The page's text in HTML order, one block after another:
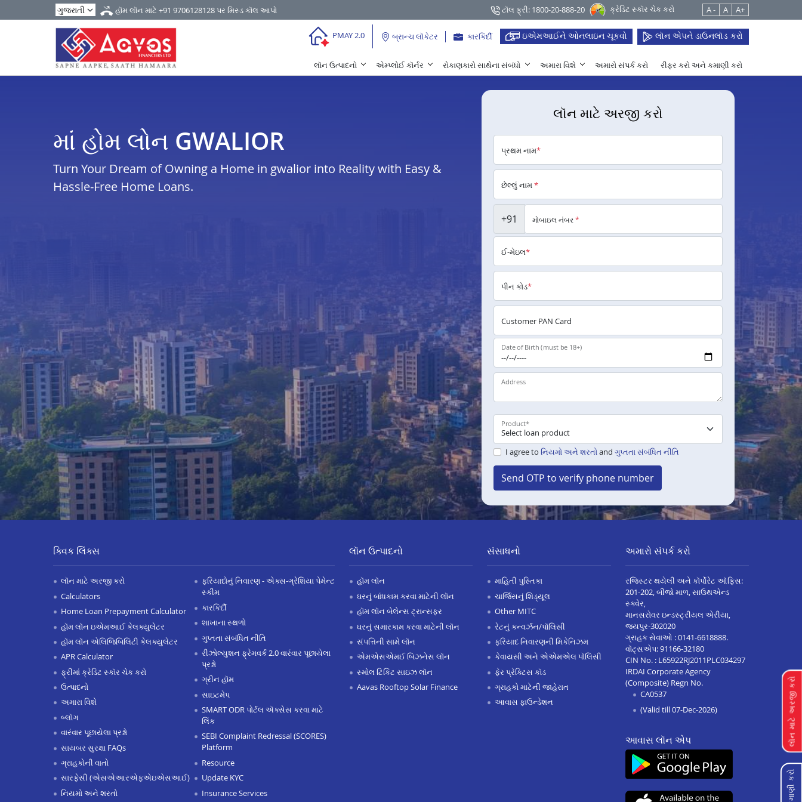
હૉમ લૉન માટે +91 9706128128પર મિસ્ડ કૉલ આપો ટૉલ ફ્રી: 1800-20-888-20 ક્રેડિટ સ્કૉર ચેક કરો A - A A+
PMAY 2.0 બ્રાન્ચ લૉકેટર કારકિર્દી ઇએમઆઈને ઓનલાઇન ચૂકવો લૉન એપને ડાઉનલૉડ કરો
લૉન ઉત્પાદનો એમ્પ્લોઈ કૉર્નર રોકાણકારો સાથેના સંબંધો અમારા વિશે અમારો સંપર્ક કરો રીફર કરો અને કમાણી કરો
માં હોમ લોન GWALIOR
Turn Your Dream of Owning a Home in gwalior into Reality with Easy &
Hassle-Free Home Loans.
લૉન માટે અરજી કરો
પ્રથમ નામ*
છેલ્લું નામ*
+91 મોબાઇલ નંબર*
ઈ-મેઇલ*
પીન કોડ*
Customer PAN Card
Date of Birth (must be 18+)
Address
Product*
I agree to નિયમો અને શરતો and ગુપ્તતા સંબંધિત નીતિ
Send OTP to verify phone number
લૉન માટે અરજી કરો
ક્વિક લિંક્સ
લૉન માટે અરજી કરો
Calculators
Home Loan Prepayment Calculator
હૉમ લૉન ઇએમઆઈ કેલક્યુલેટર
હૉમ લૉન એલિજિબિલિટી કેલક્યુલેટર
APR Calculator
ફ્રીમાં ક્રેડિટ સ્કૉર ચેક કરો
ઉત્પાદનો
અમારા વિશે
બ્લૉગ
વારંવાર પૂછાયેલા પ્રશ્નો
સાયબર સુરક્ષા FAQs
ગ્રાહકોની વાતો
સારફેસી (એસએઆરએફએઇએસઆઈ)
નિયમો અને શરતો
ફરિયાદોનું નિવારણ - એક્સ-ગ્રેશિયા પેમેન્ટ
સ્કીમ
કારકિર્દી
શાખાના સ્થળો
ગુપ્તતા સંબંધિત નીતિ
રીઝોલ્યુશન ફ્રેમવર્ક 2.0 વારંવાર પૂછાયેલા
પ્રશ્નો
ગ્રીન હૉમ
સાઇટમેપ
SMART ODR પોર્ટલ ઍક્સેસ કરવા માટે
લિંક
SEBI Complaint Redressal (SCORES)
Platform
Resource
Update KYC
Insurance Services
લૉન ઉત્પાદનો
હૉમ લૉન
ઘરનું બાંધકામ કરવા માટેની લૉન
હૉમ લૉન બેલેન્સ ટ્રાન્સફર
ઘરનું સમારકામ કરવા માટેની લૉન
સંપત્તિની સામે લૉન
એમએસએમઈ બિઝનેસ લૉન
સ્મોલ ટિકિટ સાઇઝ લૉન
Aavas Rooftop Solar Finance
સંસાધનો
માહિતી પુસ્તિકા
ચાર્જિસનું શિડ્યૂલ
Other MITC
રેટનું કન્વર્ઝન/પૉલિસી
ફરિયાદ નિવારણની મિકેનિઝમ
કેવાયસી અને એએમએલ પૉલિસી
ફેર પ્રેક્ટિસ કૉડ
ગ્રાહકો માટેની જાહેરાત
આવાસ ફાઉન્ડેશન
અમારો સંપર્ક કરો
રજિસ્ટર થયેલી અને કૉર્પોરેટ ઑફિસ:
201-202, બીજો માળ, સાઉથએન્ડ
સ્ક્વેર,
માનસરોવર ઇન્ડસ્ટ્રીયલ એરીયા,
જયપુર-302020
ગ્રાહક સેવાઓ :0141-6618888.
વૉટ્સએપ:91166-32180
CIN No. : L65922RJ2011PLC034297
IRDAI Corporate Agency
(Composite) Regn No.
CA0537
(Valid till 07-Dec-2026)
આવાસ લૉન એપ